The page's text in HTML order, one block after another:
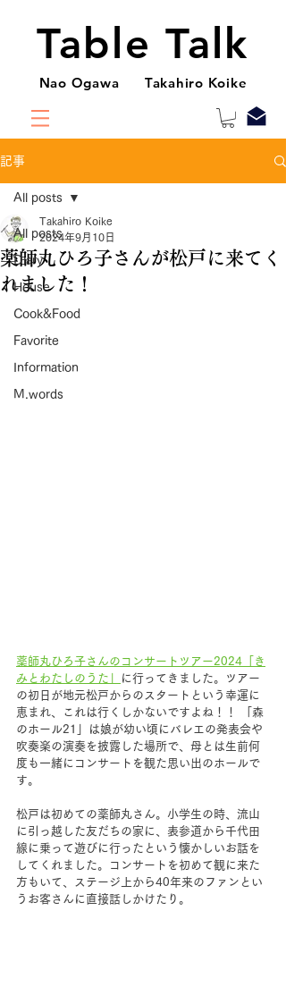
Table Talk
Nao Ogawa Takahiro Koike
記事
All posts
Diary
House
Cook&Food
Favorite
Information
M.words
All posts
薬師丸ひろ子さんが松戸に来てく
れました！
Takahiro Koike
2024年9月10日
薬師丸ひろ子さんのコンサートツアー2024「き
みとわたしのうた」
に行ってきました。ツアー
の初日が地元松戸からのスタートという幸運に
恵まれ、これは行くしかないですよね！！ 「森
のホール21」は娘が幼い頃にバレエの発表会や
吹奏楽の演奏を披露した場所で、母とは生前何
度も一緒にコンサートを観た思い出のホールで
す。
松戸は初めての薬師丸さん。小学生の時、流山
に引っ越した友だちの家に、表参道から千代田
線に乗って遊びに行ったという懐かしいお話を
してくれました。コンサートを初めて観に来た
方もいて、ステージ上から40年来のファンとい
うお客さんに直接話しかけたり。